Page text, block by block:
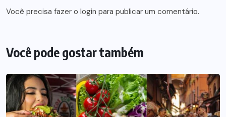
Você precisa fazer o login para publicar um comentário.
Você pode gostar também